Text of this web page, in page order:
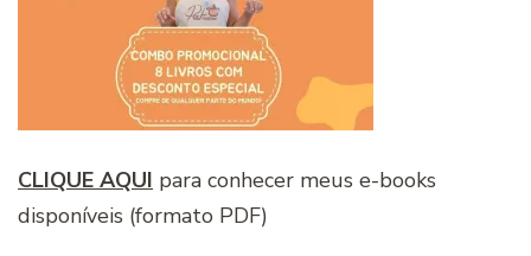
CLIQUE AQUI para conhecer meus e-books
disponíveis (formato PDF)